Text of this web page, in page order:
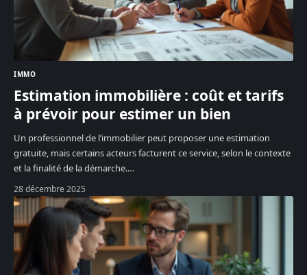
IMMO
Estimation immobilière : coût et tarifs
à prévoir pour estimer un bien
Un professionnel de l’immobilier peut proposer une estimation
gratuite, mais certains acteurs facturent ce service, selon le contexte
et la finalité de la démarche.…
28 décembre 2025